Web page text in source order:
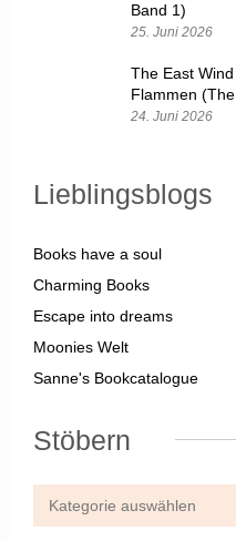
Band 1)
25. Juni 2026
The East
Flammen
24. Juni 2026
Lieblingsblogs
Books have a soul
Charming Books
Escape into dreams
Moonies Welt
Sanne's Bookcatalogue
Stöbern